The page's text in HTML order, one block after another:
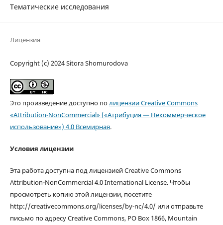
Тематические исследования
Лицензия
Copyright (c) 2024 Sitora Shomurodova
Это произведение доступно полицензии Creative Commons
«Attribution-NonCommercial» («Атрибуция — Некоммерческое
использование») 4.0 Всемирная.
Условия лицензии
Эта работа доступна под лицензией Creative Commons
Attribution-NonCommercial 4.0 International License. Чтобы
просмотреть копию этой лицензии, посетите
http://creativecommons.org/licenses/by-nc/4.0/ или отправьте
письмо по адресу Creative Commons, PO Box 1866, Mountain